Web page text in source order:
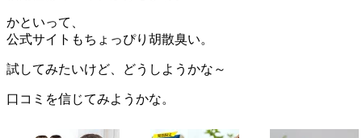
かといって、
公式サイトもちょっぴり胡散臭い。
試してみたいけど、どうしようかな～
口コミを信じてみようかな。